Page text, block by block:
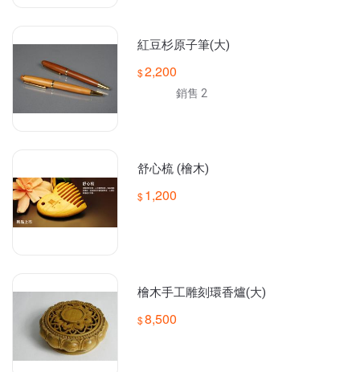
紅豆杉原子筆(大)
2,200
銷售 2
舒心梳 (檜木)
1,200
檜木手工雕刻環香爐(大)
8,500